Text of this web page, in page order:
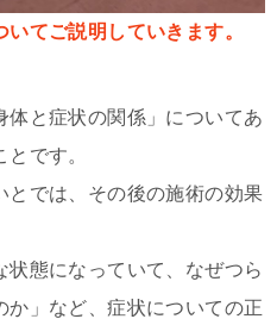
てご説明していきます。
と症状の関係」についてあ
です。
とでは、その後の施術の効果
態になっていて、なぜつら
か」など、症状についての正